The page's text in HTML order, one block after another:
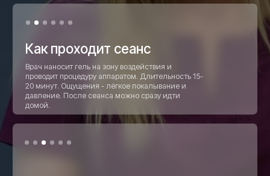
Оставляете заявку на сайте или звоните.
Администратор запишет на удобное
время. Никаких очередей.
Запись на приём